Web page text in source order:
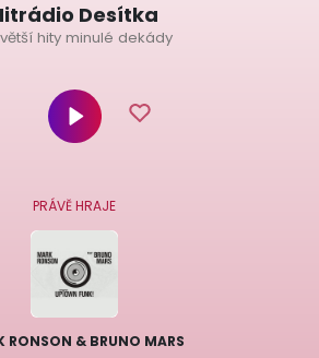
Desítka
hity minulé dekády
PRÁVĚ HRAJE
RONSON & BRUNO MARS